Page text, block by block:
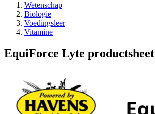
Wetenschap
Biologie
Voedingsleer
Vitamine
EquiForce Lyte productsheet